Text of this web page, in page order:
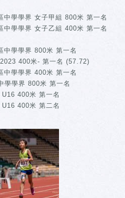
學學界 女子甲組 800米 第一名
學學界 女子乙組 400米 第一名
學學界 800米 第一名
400米- 第一名 (57.72)
學學界 400米 第一名
學學界 800米 第一名
400米 第一名
400米 第二名